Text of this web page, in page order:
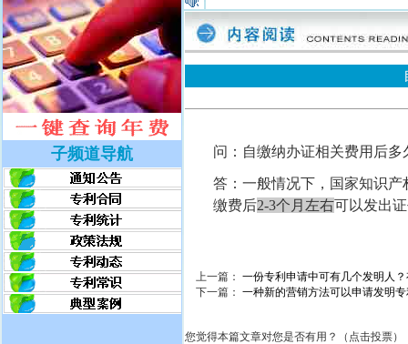
子频道导航 问： 自缴纳办证相关费用后
答： 一般情况下，国家知识
缴费后2-3个月 左右可以发出
上一篇： 一份专利申请中可有几个发明人
下一篇： 一种新的营销方法可以申请发明
您觉得本篇文章对您是否有用？（点击投票）